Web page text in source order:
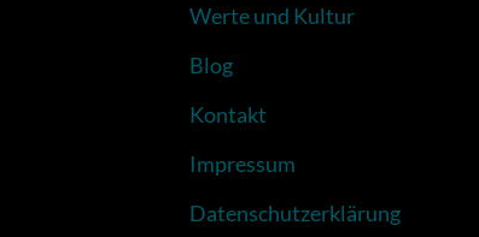
Werte und Kultur
Blog
Kontakt
Impressum
Datenschutzerklärung